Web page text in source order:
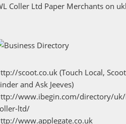
Coller Ltd Paper Merchants on
scoot.co.uk (Touch Local,
and Ask Jeeves)
www.ibegin.com/directory/
ltd/
www.applegate.co.uk